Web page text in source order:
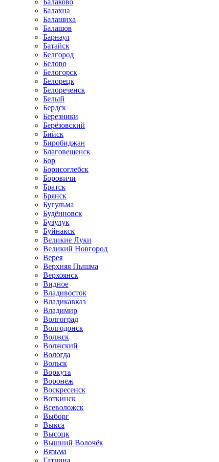
Балаково
Балахна
Балашиха
Балашов
Барнаул
Батайск
Белгород
Белово
Белогорск
Белорецк
Белореченск
Белый
Бердск
Березники
Берёзовский
Бийск
Биробиджан
Благовещенск
Бор
Борисоглебск
Боровичи
Братск
Брянск
Бугульма
Будённовск
Бузулук
Буйнакск
Великие Луки
Великий Новгород
Верея
Верхняя Пышма
Верхоянск
Видное
Владивосток
Владикавказ
Владимир
Волгоград
Волгодонск
Волжск
Волжский
Вологда
Вольск
Воркута
Воронеж
Воскресенск
Воткинск
Всеволожск
Выборг
Выкса
Высоцк
Вышний Волочёк
Вязьма
Гатчина